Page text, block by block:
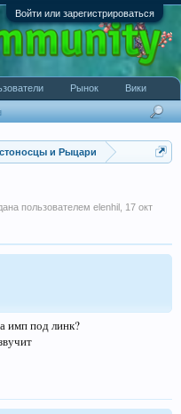
Войти или зарегистрироваться
и Рыцари
пользователем elenhil 17 окт
имп под линк?
Рынок Вики